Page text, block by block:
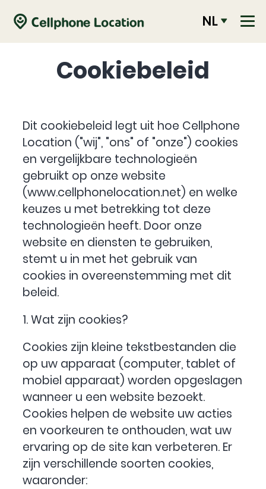
NL
Cookiebeleid
Dit cookiebeleid legt uit hoe Cellphone
Location ("wij", "ons" of "onze") cookies
en vergelijkbare technologieën
gebruikt op onze website
(www.cellphonelocation.net) en welke
keuzes u met betrekking tot deze
technologieën heeft. Door onze
website en diensten te gebruiken,
stemt u in met het gebruik van
cookies in overeenstemming met dit
beleid.
1. Wat zijn cookies?
Cookies zijn kleine tekstbestanden die
op uw apparaat (computer, tablet of
mobiel apparaat) worden opgeslagen
wanneer u een website bezoekt.
Cookies helpen de website uw acties
en voorkeuren te onthouden, wat uw
ervaring op de site kan verbeteren. Er
zijn verschillende soorten cookies,
waaronder: